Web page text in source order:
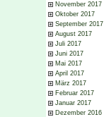
November 2017
Oktober 2017
September 2017
August 2017
Juli 2017
Juni 2017
Mai 2017
April 2017
März 2017
Februar 2017
Januar 2017
Dezember 2016